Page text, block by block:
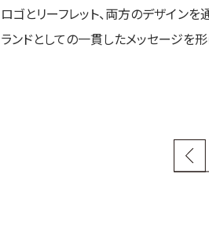
ロゴとリーフレット、両方のデザイン
ランドとしての一貫したメッセージを形